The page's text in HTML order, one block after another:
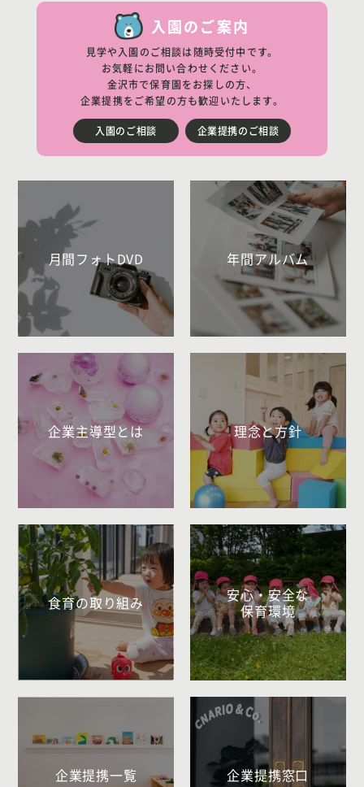
入園のご案内
見学や入園のご相談は随時受付中です。
お気軽にお問い合わせください。
金沢市で保育園をお探しの方、
企業提携をご希望の方も歓迎いたします。
入園のご相談 企業提携のご相談
月間フォトDVD 年間アルバム
企業主導型とは 理念と方針
食育の取り組み
安心・安全な
保育環境
企業提携一覧 企業提携窓口